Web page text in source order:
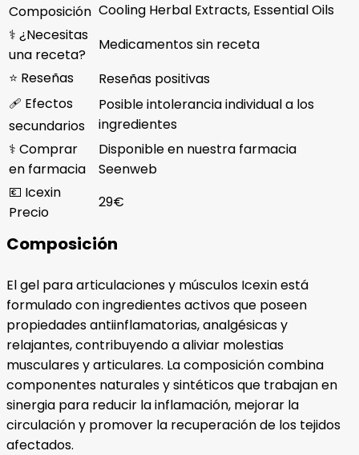
Composición Cooling Herbal Extracts, Essential Oils
⚕️ ¿Necesitas
una receta?
Medicamentos sin receta
⭐ Reseñas
Reseñas positivas
🩹 Efectos
secundarios
Posible intolerancia individual a los
ingredientes
⚕️ Comprar
en farmacia
Disponible en nuestra farmacia
Seenweb
💶 Icexin
Precio
29€
Composición
El gel para articulaciones y músculos Icexin está
formulado con ingredientes activos que poseen
propiedades antiinflamatorias, analgésicas y
relajantes, contribuyendo a aliviar molestias
musculares y articulares. La composición combina
componentes naturales y sintéticos que trabajan en
sinergia para reducir la inflamación, mejorar la
circulación y promover la recuperación de los tejidos
afectados.